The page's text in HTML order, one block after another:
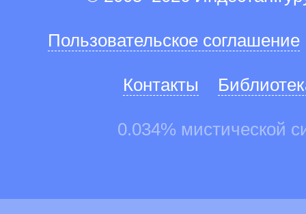
Пользовательское соглашение
Контакты
0.034% мистической